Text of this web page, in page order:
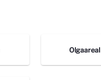
Olgaareal